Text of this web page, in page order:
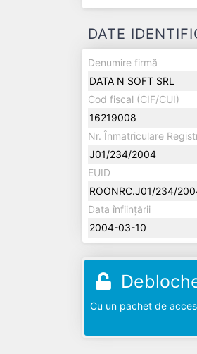
DATE
Denumire firmă
DATA N SOFT SRL
Cod fiscal (CIF/CUI)
16219008
Nr. Înmatriculare
J01/234/2004
EUID
ROONRC.J01/234/
Data înființării
2004-03-10
Cu un pachet de